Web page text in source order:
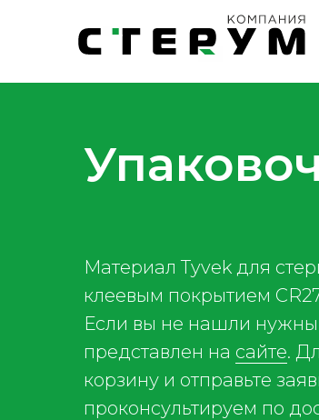
Материал Tyvek для
клеевым покрытием
Если вы не нашли
представлен на сайте.
корзину и отправьте
проконсультируем по